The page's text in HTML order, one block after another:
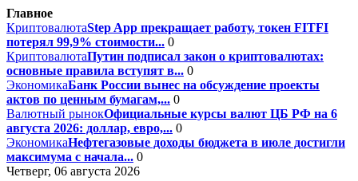
Главное
КриптовалютаStep App прекращает работу, токен FITFI
потерял 99,9% стоимости... 0
КриптовалютаПутин подписал закон о криптовалютах:
основные правила вступят в... 0
ЭкономикаБанк России вынес на обсуждение проекты
актов по ценным бумагам,... 0
Валютный рынокОфициальные курсы валют ЦБ РФ на 6
августа 2026: доллар, евро,... 0
ЭкономикаНефтегазовые доходы бюджета в июле достигли
максимума с начала... 0
Четверг, 06 августа 2026